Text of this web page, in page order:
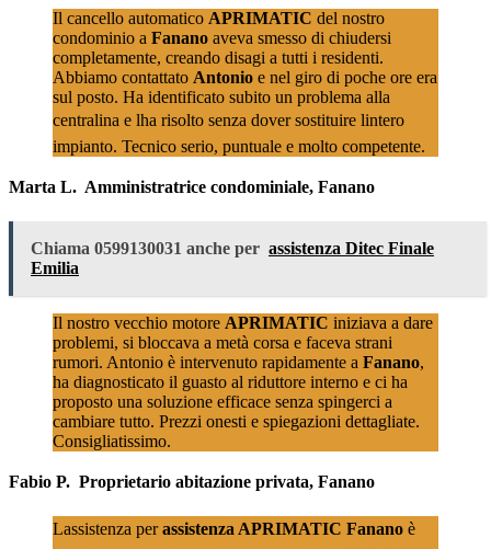
Il cancello automatico APRIMATIC del nostro
condominio a Fanano aveva smesso di chiudersi
completamente, creando disagi a tutti i residenti.
Abbiamo contattato Antonio e nel giro di poche ore era
sul posto. Ha identificato subito un problema alla
centralina e lha risolto senza dover sostituire lintero
impianto. Tecnico serio, puntuale e molto competente.
Marta L.  Amministratrice condominiale, Fanano
Chiama 0599130031 anche per assistenza Ditec Finale
Emilia
Il nostro vecchio motore APRIMATIC iniziava a dare
problemi, si bloccava a metà corsa e faceva strani
rumori. Antonio è intervenuto rapidamente a Fanano,
ha diagnosticato il guasto al riduttore interno e ci ha
proposto una soluzione efficace senza spingerci a
cambiare tutto. Prezzi onesti e spiegazioni dettagliate.
Consigliatissimo.
Fabio P.  Proprietario abitazione privata, Fanano
Lassistenza perassistenza APRIMATIC Fanano è